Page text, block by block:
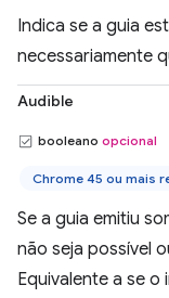
Indica se a guia
necessariamente
Audible
booleano opcional
Chrome 45 ou mais
Se a guia emitiu
não seja possível
Equivalente a se